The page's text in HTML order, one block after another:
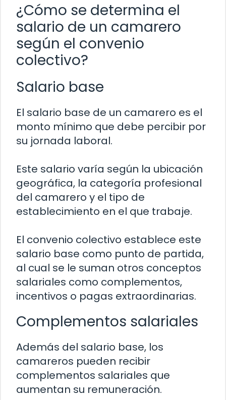
¿Cómo se determina el
salario de un camarero
según el convenio
colectivo?
Salario base
El salario base de un camarero es el
monto mínimo que debe percibir por
su jornada laboral.
Este salario varía según la ubicación
geográfica, la categoría profesional
del camarero y el tipo de
establecimiento en el que trabaje.
El convenio colectivo establece este
salario base como punto de partida,
al cual se le suman otros conceptos
salariales como complementos,
incentivos o pagas extraordinarias.
Complementos salariales
Además del salario base, los
camareros pueden recibir
complementos salariales que
aumentan su remuneración.